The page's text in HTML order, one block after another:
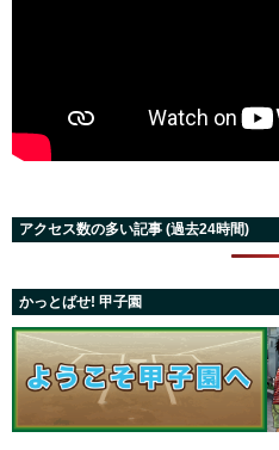
アクセス数の多い記事 (過去24時間)
かっとばせ! 甲子園